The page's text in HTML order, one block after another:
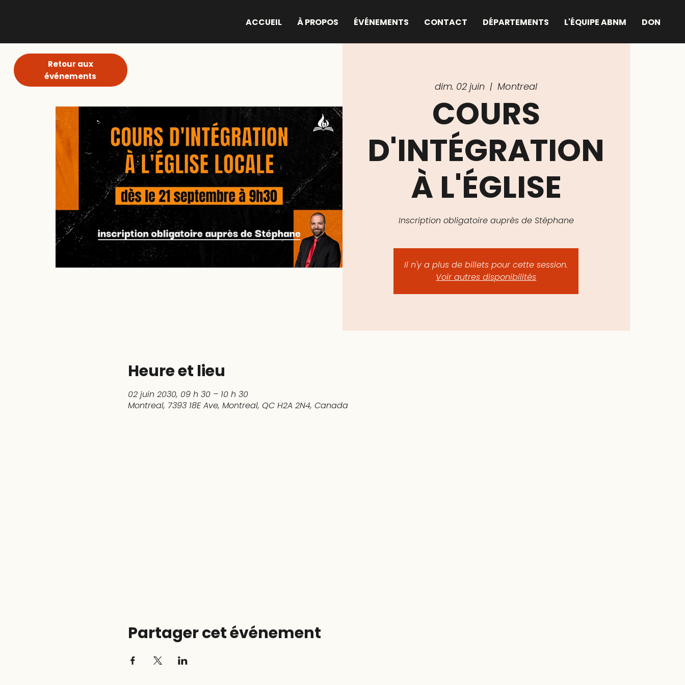
ACCUEIL À PROPOS ÉVÉNEMENTS CONTACT DÉPARTEMENTS L'ÉQUIPE ABNM DON
dim. 02 juin
  |
Montreal
COURS
D'INTÉGRATION
À L'ÉGLISE
Inscription obligatoire auprès de Stéphane
Il n'y a plus de billets pour cette session.
Voir autres disponibilités
Heure et lieu
02 juin 2030, 09 h 30 – 10 h 30
Montreal, 7393 18E Ave, Montreal, QC H2A 2N4, Canada
Partager cet événement
Retour aux
événements